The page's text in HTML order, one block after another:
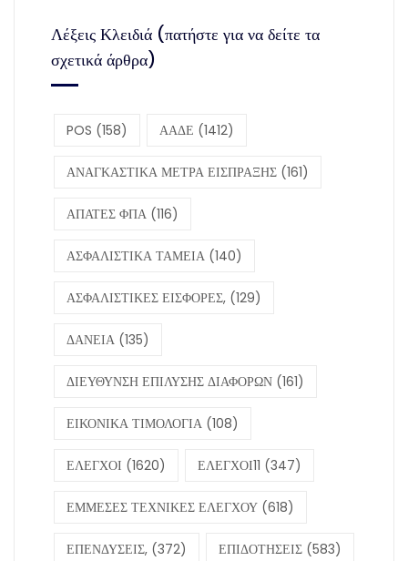
Λέξεις Κλειδιά (πατήστε για να δείτε τα
σχετικά άρθρα)
POS (158) ΑΑΔΕ (1412)
ΑΝΑΓΚΑΣΤΙΚΑ ΜΕΤΡΑ ΕΙΣΠΡΑΞΗΣ (161)
ΑΠΑΤΕΣ ΦΠΑ (116)
ΑΣΦΑΛΙΣΤΙΚΑ ΤΑΜΕΙΑ (140)
ΑΣΦΑΛΙΣΤΙΚΕΣ ΕΙΣΦΟΡΕΣ, (129)
ΔΑΝΕΙΑ (135)
ΔΙΕΥΘΥΝΣΗ ΕΠΙΛΥΣΗΣ ΔΙΑΦΟΡΩΝ (161)
ΕΙΚΟΝΙΚΑ ΤΙΜΟΛΟΓΙΑ (108)
ΕΛΕΓΧΟΙ (1620) ΕΛΕΓΧΟΙ11 (347)
ΕΜΜΕΣΕΣ ΤΕΧΝΙΚΕΣ ΕΛΕΓΧΟΥ (618)
ΕΠΕΝΔΥΣΕΙΣ, (372) ΕΠΙΔΟΤΗΣΕΙΣ (583)